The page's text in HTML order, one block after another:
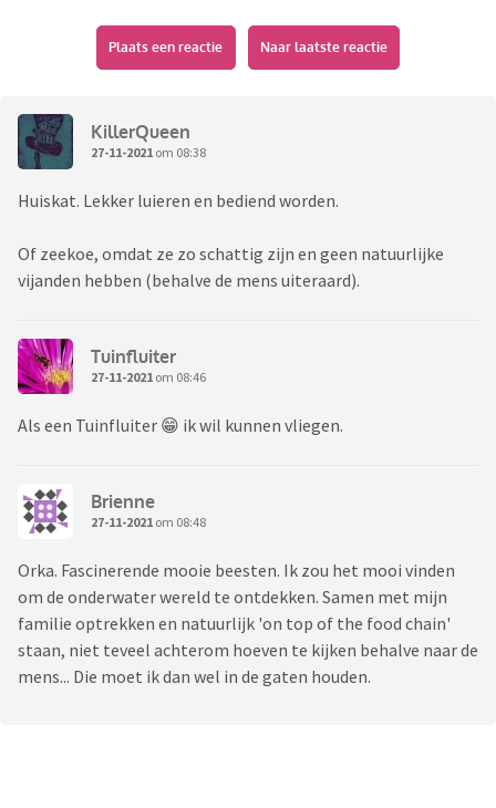
Plaats een reactie Naar laatste reactie
KillerQueen
27-11-2021 om 08:38
Huiskat. Lekker luieren en bediend worden.
Of zeekoe, omdat ze zo schattig zijn en geen natuurlijke
vijanden hebben (behalve de mens uiteraard).
Tuinfluiter
27-11-2021 om 08:46
Als een Tuinfluiter 😁 ik wil kunnen vliegen.
Brienne
27-11-2021 om 08:48
Orka. Fascinerende mooie beesten. Ik zou het mooi vinden
om de onderwater wereld te ontdekken. Samen met mijn
familie optrekken en natuurlijk 'on top of the food chain'
staan, niet teveel achterom hoeven te kijken behalve naar de
mens... Die moet ik dan wel in de gaten houden.